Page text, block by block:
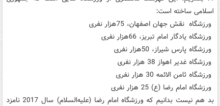
اسلامی ساخته است:
ورزشگاه نقش جهان اصفهان، 75هزار نفری
ورزشگاه یادگار امام تبریز، 66هزار نفری
ورزشگاه پارس شیراز، 50هزار نفری
ورزشگاه غدیر اهواز 38 هزار نفری
ورزشگاه ثامن الائمه 30 هزار نفری
ورزشگاه امام رضا (ع) 25 هزار نفری
بد هم نیست بدانیم که ورزشگاه امام رضا (علیه‌السلام) سال 2017 نامزد